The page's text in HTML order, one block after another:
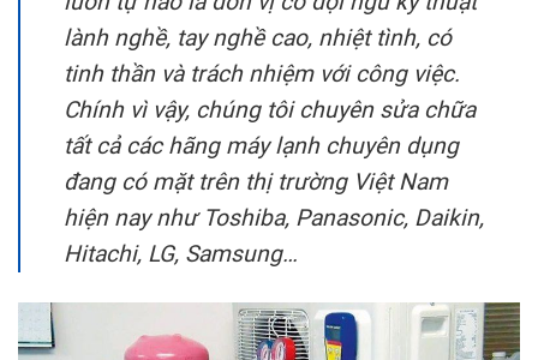
lành nghề, tay nghề cao, nhiệt tình, có
tinh thần và trách nhiệm với công việc.
Chính vì vậy, chúng tôi chuyên sửa chữa
tất cả các hãng máy lạnh chuyên dụng
đang có mặt trên thị trường Việt Nam
hiện nay như Toshiba, Panasonic, Daikin,
Hitachi, LG, Samsung…